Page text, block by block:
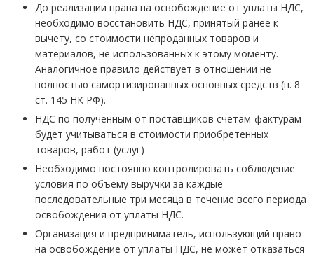
До реализации права на освобождение от уплаты НДС,
необходимо восстановить НДС, принятый ранее к
вычету, со стоимости непроданных товаров и
материалов, не использованных к этому моменту.
Аналогичное правило действует в отношении не
полностью самортизированных основных средств (п. 8
ст. 145 НК РФ).
НДС по полученным от поставщиков счетам-фактурам
будет учитываться в стоимости приобретенных
товаров, работ (услуг)
Необходимо постоянно контролировать соблюдение
условия по объему выручки за каждые
последовательные три месяца в течение всего периода
освобождения от уплаты НДС.
Организация и предприниматель, использующий право
на освобождение от уплаты НДС, не может отказаться